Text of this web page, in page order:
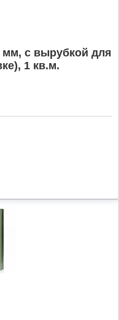
с вырубкой для
1 кв.м.